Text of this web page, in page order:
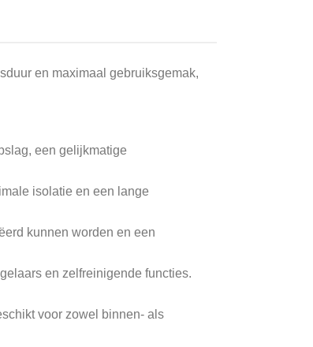
en maximaal gebruiksgemak,
een gelijkmatige
isolatie en een lange
kunnen worden en een
en zelfreinigende functies.
voor zowel binnen- als